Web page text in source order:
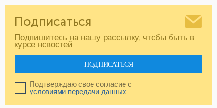
Подписаться
Подпишитесь на нашу рассылку, чтобы быть в
курсе новостей
ПОДПИСАТЬСЯ
Подтверждаю свое согласие с
условиями передачи данных